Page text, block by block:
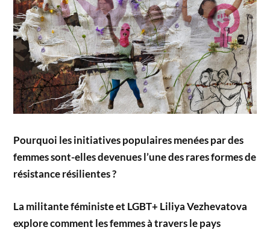
Pourquoi les initiatives populaires menées par des
femmes sont-elles devenues l’une des rares formes de
résistance résilientes ?
La militante féministe et LGBT+ Liliya Vezhevatova
explore comment les femmes à travers le pays